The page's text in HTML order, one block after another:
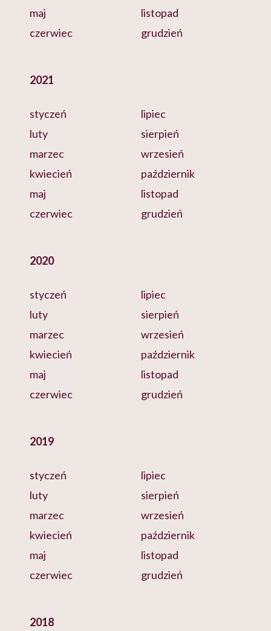
maj
czerwiec
listopad
grudzień
2021
styczeń
luty
marzec
kwiecień
maj
czerwiec
lipiec
sierpień
wrzesień
październik
listopad
grudzień
2020
styczeń
luty
marzec
kwiecień
maj
czerwiec
lipiec
sierpień
wrzesień
październik
listopad
grudzień
2019
styczeń
luty
marzec
kwiecień
maj
czerwiec
lipiec
sierpień
wrzesień
październik
listopad
grudzień
2018